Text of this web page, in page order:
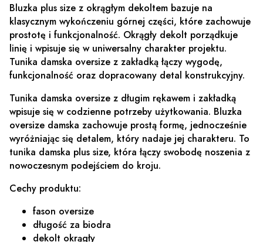
Bluzka plus size z okrągłym dekoltem bazuje na
klasycznym wykończeniu górnej części, które zachowuje
prostotę i funkcjonalność. Okrągły dekolt porządkuje
linię i wpisuje się w uniwersalny charakter projektu.
Tunika damska oversize z zakładką łączy wygodę,
funkcjonalność oraz dopracowany detal konstrukcyjny.
Tunika damska oversize z długim rękawem i zakładką
wpisuje się w codzienne potrzeby użytkowania. Bluzka
oversize damska zachowuje prostą formę, jednocześnie
wyróżniając się detalem, który nadaje jej charakteru. To
tunika damska plus size, która łączy swobodę noszenia z
nowoczesnym podejściem do kroju.
Cechy produktu:
fason oversize
długość za biodra
dekolt okrągły